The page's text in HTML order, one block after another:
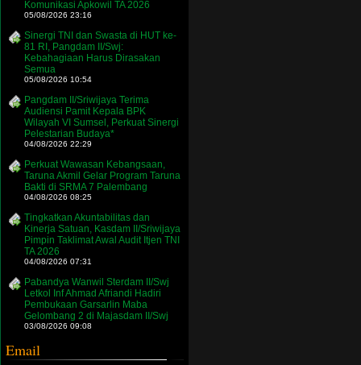
Komunikasi Apkowil TA 2026
05/08/2026 23:16
Sinergi TNI dan Swasta di HUT ke-
81 RI, Pangdam II/Swj:
Kebahagiaan Harus Dirasakan
Semua
05/08/2026 10:54
Pangdam II/Sriwijaya Terima
Audiensi Pamit Kepala BPK
Wilayah VI Sumsel, Perkuat Sinergi
Pelestarian Budaya*
04/08/2026 22:29
Perkuat Wawasan Kebangsaan,
Taruna Akmil Gelar Program Taruna
Bakti di SRMA 7 Palembang
04/08/2026 08:25
Tingkatkan Akuntabilitas dan
Kinerja Satuan, Kasdam II/Sriwijaya
Pimpin Taklimat Awal Audit Itjen TNI
TA 2026
04/08/2026 07:31
Pabandya Wanwil Sterdam II/Swj
Letkol Inf Ahmad Afriandi Hadiri
Pembukaan Garsarlin Maba
Gelombang 2 di Majasdam II/Swj
03/08/2026 09:08
Email